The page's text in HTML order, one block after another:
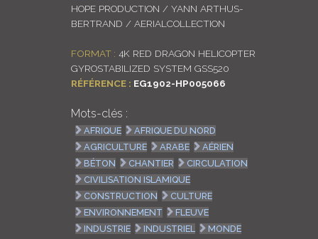
HOPE PRODUCTION / YANN ARTHUS-
BERTRAND / AERIALCOLLECTION
FORMAT : 4K RED DRAGON HELICOPTER
GYROSTABILIZED SYSTEM GSS520
RÉFÉRENCE : EG1902-HP005066
Mots-clés :
AFRIQUE
AFRIQUE DU NORD
AGRICULTURE
ARABE
AÉRIEN
BÉTON
CHANTIER
CIRCULATION
CIVILISATION ISLAMIQUE
CONSTRUCTION
CULTURE
ENVIRONNEMENT
FLEUVE
INDUSTRIE
INDUSTRIEL
MONDE